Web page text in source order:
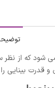
شود که از
قدرت